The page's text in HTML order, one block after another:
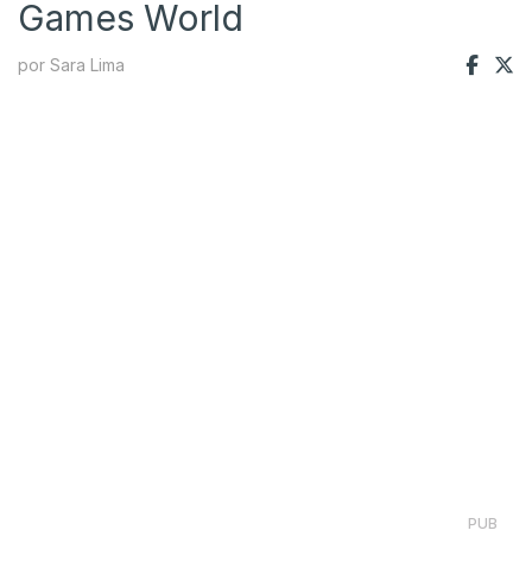
Games World
por Sara Lima
PUB